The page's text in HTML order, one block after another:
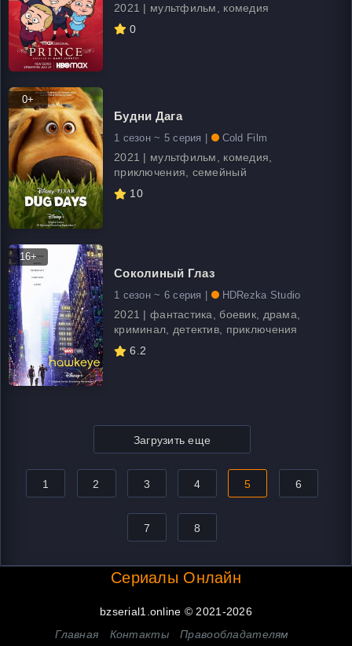
2021 | мультфильм, комедия
0
0+
Будни Дага
1 сезон ~ 5 серия | Cold Film
2021 | мультфильм, комедия,
приключения, семейный
10
16+
Соколиный Глаз
1 сезон ~ 6 серия | HDRezka Studio
2021 | фантастика, боевик, драма,
криминал, детектив, приключения
6.2
Загрузить еще
1 2 3 4 5 6
7 8
Сериалы Онлайн
bzserial1.online © 2021-2026
Главная
Контакты Правообладателям